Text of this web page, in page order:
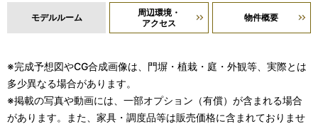
モデルルーム
周辺環境・
アクセス
物件概要
※完成予想図やCG合成画像は、門塀・植栽・庭・外観等、実際とは
多少異なる場合があります。
※掲載の写真や動画には、一部オプション（有償）が含まれる場合
があります。また、家具・調度品等は販売価格に含まれておりませ